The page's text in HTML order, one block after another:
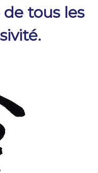
tous les
.